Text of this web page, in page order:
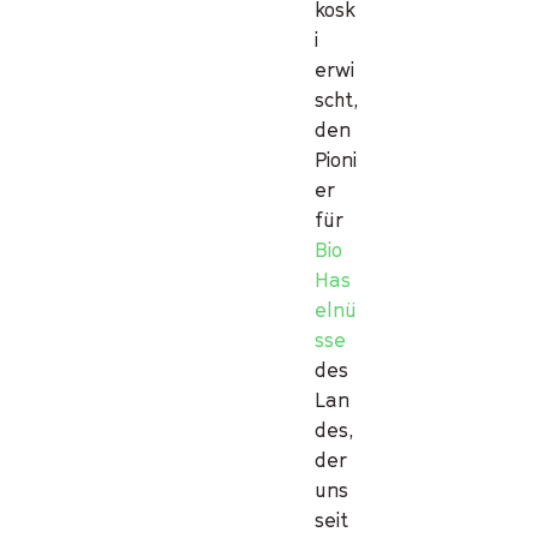
kosk
i
erwi
scht,
den
Pioni
er
für
Bio
Has
elnü
sse
des
Lan
des,
der
uns
seit